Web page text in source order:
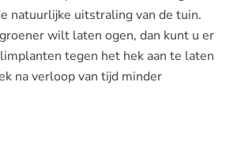
natuurlijke uitstraling van de tuin.
wilt laten ogen, dan kunt u er
tegen het hek aan te laten
na verloop van tijd minder